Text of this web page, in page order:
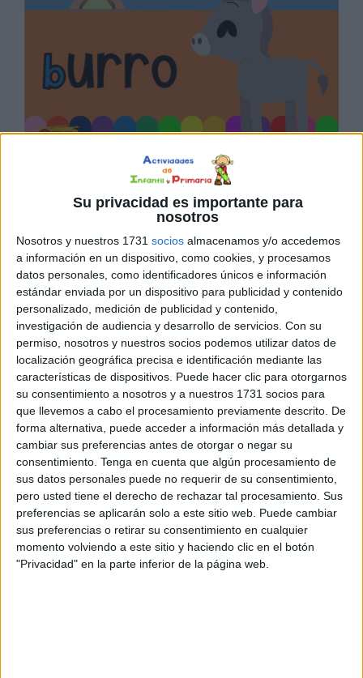
Su privacidad es importante para
nosotros
Nosotros y nuestros 1731 socios almacenamos y/o accedemos
a información en un dispositivo, como cookies, y procesamos
datos personales, como identificadores únicos e información
estándar enviada por un dispositivo para publicidad y contenido
personalizado, medición de publicidad y contenido,
investigación de audiencia y desarrollo de servicios. Con su
permiso, nosotros y nuestros socios podemos utilizar datos de
localización geográfica precisa e identificación mediante las
características de dispositivos. Puede hacer clic para otorgarnos
su consentimiento a nosotros y a nuestros 1731 socios para
que llevemos a cabo el procesamiento previamente descrito. De
forma alternativa, puede acceder a información más detallada y
cambiar sus preferencias antes de otorgar o negar su
consentimiento. Tenga en cuenta que algún procesamiento de
sus datos personales puede no requerir de su consentimiento,
pero usted tiene el derecho de rechazar tal procesamiento. Sus
preferencias se aplicarán solo a este sitio web. Puede cambiar
sus preferencias o retirar su consentimiento en cualquier
momento volviendo a este sitio y haciendo clic en el botón
"Privacidad" en la parte inferior de la página web.